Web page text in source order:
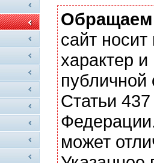
сайт
характер
Статьи
может